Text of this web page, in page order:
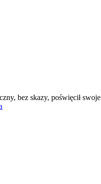
bez skazy, poświęcił swoje